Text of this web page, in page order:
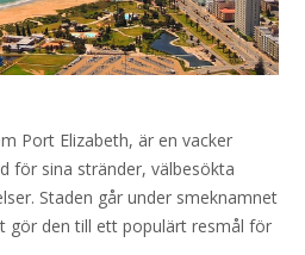
Port Elizabeth, är en vacker
för sina stränder, välbesökta
Staden går under smeknamnet
gör den till ett populärt resmål för